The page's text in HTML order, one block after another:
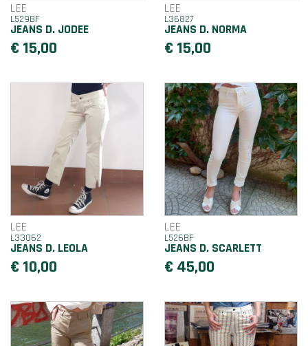
LEE
L529BF
JEANS D. JODEE
€ 15,00
LEE
L36827
JEANS D. NORMA
€ 15,00
LEE
L33062
JEANS D. LEOLA
€ 10,00
LEE
L526BF
JEANS D. SCARLETT
€ 45,00